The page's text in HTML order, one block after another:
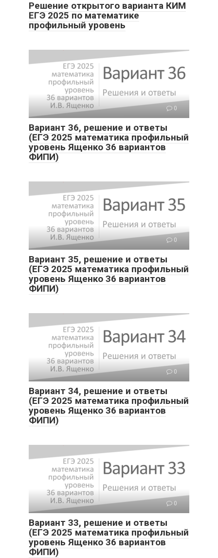
Решение открытого варианта КИМ
ЕГЭ 2025 по математике
профильный уровень
0
Вариант 36, решение и ответы
(ЕГЭ 2025 математика профильный
уровень Ященко 36 вариантов
ФИПИ)
0
Вариант 35, решение и ответы
(ЕГЭ 2025 математика профильный
уровень Ященко 36 вариантов
ФИПИ)
0
Вариант 34, решение и ответы
(ЕГЭ 2025 математика профильный
уровень Ященко 36 вариантов
ФИПИ)
0
Вариант 33, решение и ответы
(ЕГЭ 2025 математика профильный
уровень Ященко 36 вариантов
ФИПИ)